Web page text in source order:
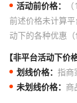
活动前价格：
前述价格未计算
动下的各种优惠
【非平台活动下价格
划线价格： 指商
未划线价格： 商